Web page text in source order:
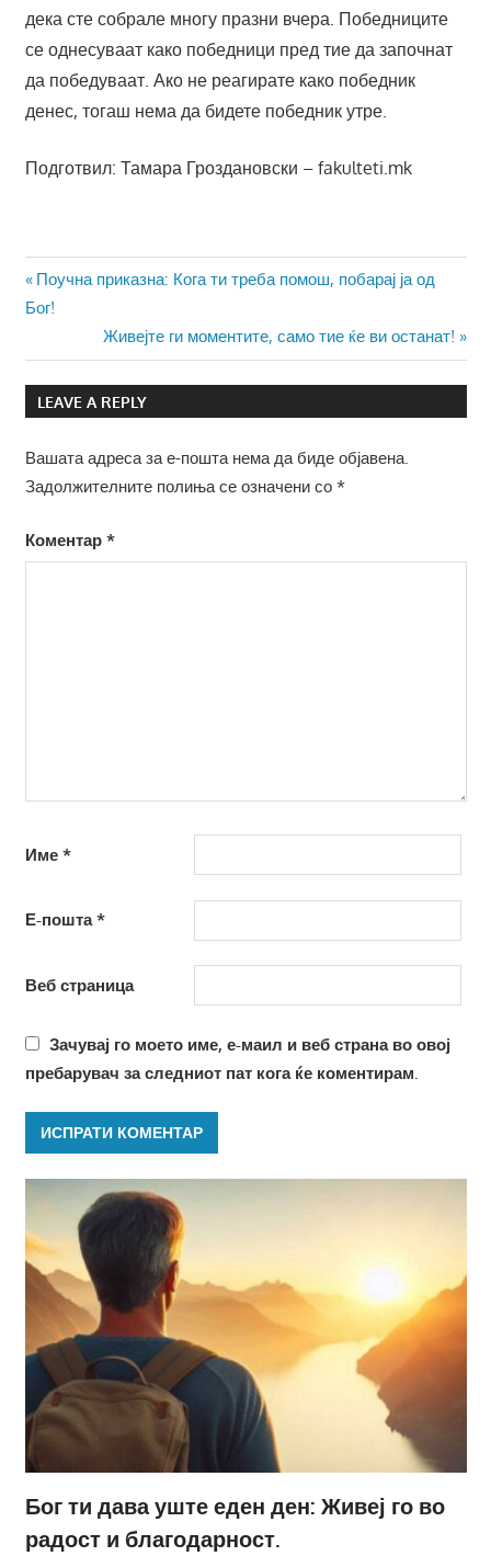
дека сте собрале многу празни вчера. Победниците
се однесуваат како победници пред тие да започнат
да победуваат. Ако не реагирате како победник
денес, тогаш нема да бидете победник утре.
Подготвил: Тамара Гроздановски – fakulteti.mk
Навигација
напис
Previous
Post:
Поучна приказна: Кога ти треба помош, побарај ја од
Бог!
Next
Post:
Живејте ги моментите, само тие ќе ви останат!
LEAVE A REPLY
Вашата адреса за е-пошта нема да биде објавена.
Задолжителните полиња се означени со *
Коментар *
Име *
Е-пошта*
Веб страница
Зачувај го моето име, е-маил и веб страна во овој
пребарувач за следниот пат кога ќе коментирам.
Бог ти дава уште еден ден: Живеј го во
радост и благодарност.